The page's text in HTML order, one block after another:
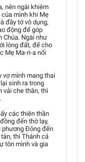
nên ngài khiêm
mình khi Mẹ
đầy tớ vô dụng,
động để góp
Chúa. Ngài như
lòng đất, để cho
Mẹ Ma-ri-a nổi
vợ mình mang thai
sinh ra trong
vải che thân, thì
các thiên thần
đến thờ lạy,
phương Đông đến
thì Thánh cả
tôn mình và gia